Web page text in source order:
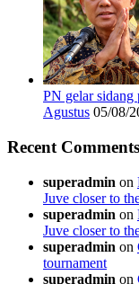
PN gelar sidang
Agustus 05/08/
Recent Comments
superadmin on
Juve closer to
superadmin on
Juve closer to
superadmin on
tournament
superadmin on